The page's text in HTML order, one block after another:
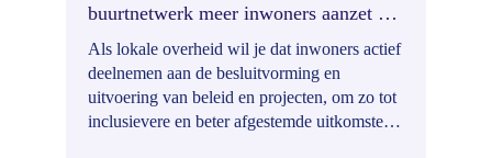
buurtnetwerk meer inwoners aanzet om
mee te doen
Als lokale overheid wil je dat inwoners actief
deelnemen aan de besluitvorming en
uitvoering van beleid en projecten, om zo tot
inclusievere en beter afgestemde uitkomsten